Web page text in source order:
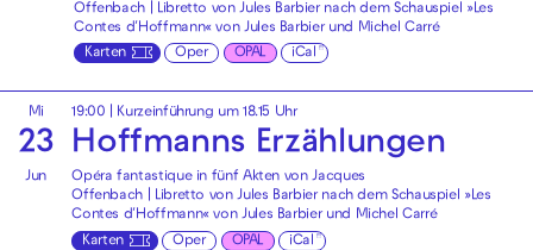
Offenbach | Libretto von Jules Barbier nach dem Schauspiel »Les
Contes d′Hoffmann« von Jules Barbier und Michel Carré
Karten
Oper OPAL iCal
Mi
23
Jun
19:00 | Kurzeinführung um 18.15 Uhr
Hoffmanns Erzählungen
Opéra fantastique in fünf Akten von Jacques
Offenbach | Libretto von Jules Barbier nach dem Schauspiel »Les
Contes d′Hoffmann« von Jules Barbier und Michel Carré
Karten
Oper OPAL iCal